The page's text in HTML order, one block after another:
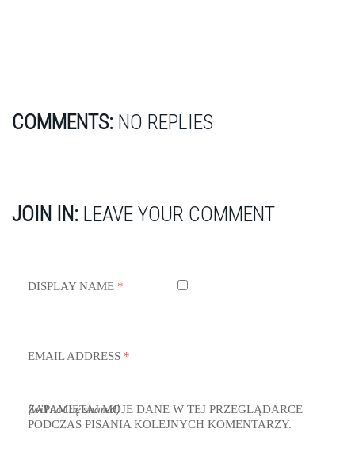
COMMENTS: NO REPLIES
JOIN IN: LEAVE YOUR COMMENT
DISPLAY NAME *
EMAIL ADDRESS *
(will not be shared)
ZAPAMIĘTAJ MOJE DANE W TEJ PRZEGLĄDARCE
PODCZAS PISANIA KOLEJNYCH KOMENTARZY.